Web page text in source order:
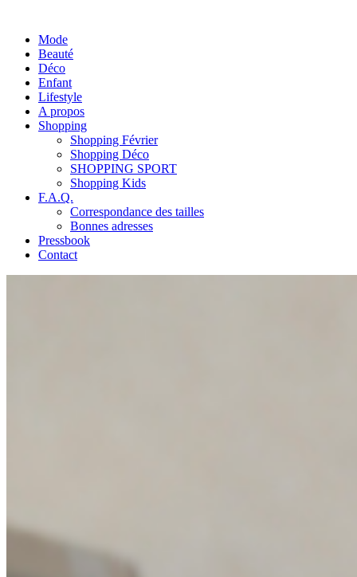
Mode
Beauté
Déco
Enfant
Lifestyle
A propos
Shopping
Shopping Février
Shopping Déco
SHOPPING SPORT
Shopping Kids
F.A.Q.
Correspondance des tailles
Bonnes adresses
Pressbook
Contact